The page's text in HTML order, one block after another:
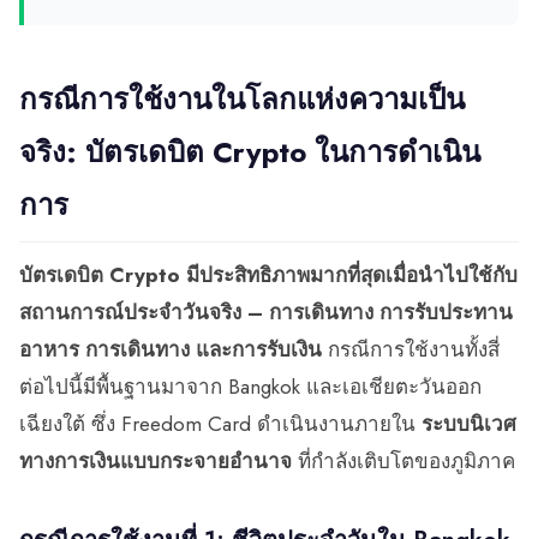
กรณีการใช้งานในโลกแห่งความเป็น
จริง: บัตรเดบิต Crypto ในการดำเนิน
การ
บัตรเดบิต Crypto มีประสิทธิภาพมากที่สุดเมื่อนำไปใช้กับ
สถานการณ์ประจำวันจริง – การเดินทาง การรับประทาน
อาหาร การเดินทาง และการรับเงิน กรณีการใช้งานทั้งสี่
ต่อไปนี้มีพื้นฐานมาจาก Bangkok และเอเชียตะวันออก
เฉียงใต้ ซึ่ง Freedom Card ดำเนินงานภายใน ระบบนิเวศ
ทางการเงินแบบกระจายอำนาจ ที่กำลังเติบโตของภูมิภาค